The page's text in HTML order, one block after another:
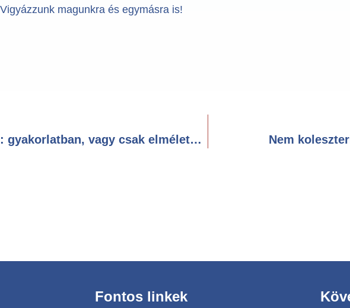
magunkra és egymásra is!
Defibrillátor az „utcán”: gyakorlatban, vagy csak elméletben ment életet? Nem
Fontos linkek